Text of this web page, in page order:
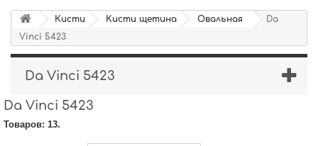
Кисти Кисти щетина Овальная
Da
Vinci 5423
Da Vinci 5423
Da Vinci 5423
Товаров: 13.